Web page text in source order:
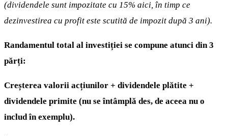
(dividendele sunt impozitate cu 15% aici, în timp ce
dezinvestirea cu profit este scutită de impozit după 3 ani).
Randamentul total al investiției se compune atunci din 3
părți:
Creșterea valorii acțiunilor + dividendele plătite +
dividendele primite (nu se întâmplă des, de aceea nu o
includ în exemplu).